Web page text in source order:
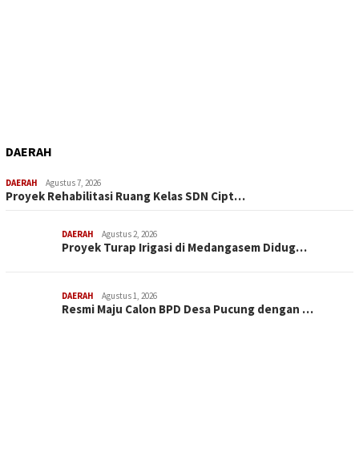
DAERAH
DAERAH Agustus 7, 2026
Proyek Rehabilitasi Ruang Kelas SDN Cipt…
DAERAH Agustus 2, 2026
Proyek Turap Irigasi di Medangasem Didug…
DAERAH Agustus 1, 2026
Resmi Maju Calon BPD Desa Pucung dengan …